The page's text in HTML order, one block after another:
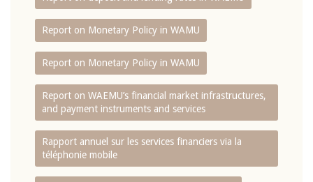
Report on Monetary Policy in WAMU
Report on Monetary Policy in WAMU
Report on WAEMU’s financial market infrastructures,
and payment instruments and services
Rapport annuel sur les services financiers via la
téléphonie mobile